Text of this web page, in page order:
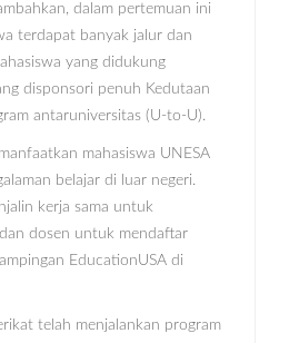
dalam pertemuan ini
terdapat banyak jalur dan
yang didukung
disponsori penuh Kedutaan
antaruniversitas (U-to-U).
mahasiswa UNESA
belajar di luar negeri.
kerja sama untuk
dosen untuk mendaftar
EducationUSA di
telah menjalankan program